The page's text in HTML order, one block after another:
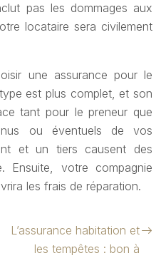
pas les dommages aux
locataire sera civilement
une assurance pour le
est plus complet, et son
tant pour le preneur que
ou éventuels de vos
et un tiers causent des
Ensuite, votre compagnie
les frais de réparation.
L’assurance habitation et
les tempêtes : bon à